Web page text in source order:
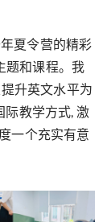
夏令营的精彩
题和课程。我
升英文水平为
际教学方式, 激
一个充实有意